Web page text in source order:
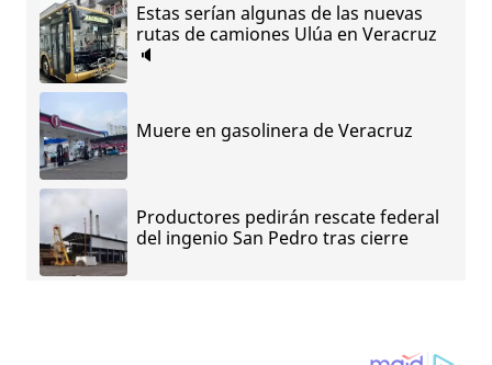
Estas serían algunas de las nuevas
rutas de camiones Ulúa en Veracruz
🔈
Muere en gasolinera de Veracruz
Productores pedirán rescate federal
del ingenio San Pedro tras cierre